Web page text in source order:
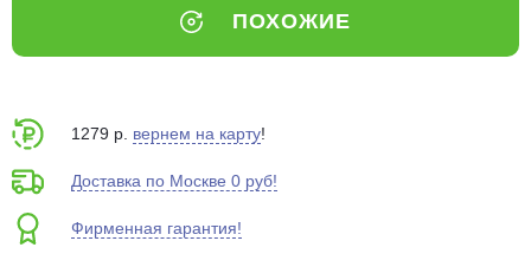
ПОХОЖИЕ
1279 р. вернем на карту!
Доставка по Москве 0 руб!
Фирменная гарантия!
Оставшиеся75% будут
Подробнее